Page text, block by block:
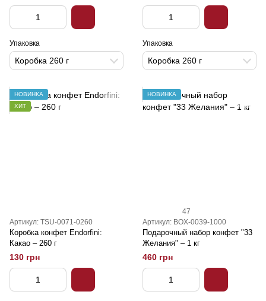
Упаковка
Коробка 260 г
Упаковка
Коробка 260 г
НОВИНКА
ХИТ
Артикул: TSU-0071-0260
Коробка конфет Endorfini:
Какао – 260 г
130 грн
НОВИНКА
47
Артикул: BOX-0039-1000
Подарочный набор конфет "33
Желания" – 1 кг
460 грн